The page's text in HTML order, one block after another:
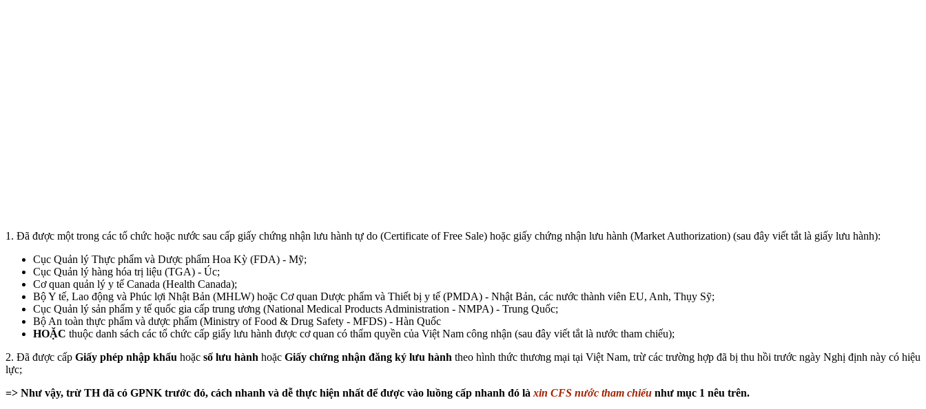
1. Đã được một trong các tổ chức hoặc nước sau cấp giấy chứng nhận lưu hành tự do (Certificate of Free Sale) hoặc giấy chứng nhận lưu hành (Market Authorization) (sau đây viết tắt là giấy lưu hành):
Cục Quản lý Thực phẩm và Dược phẩm Hoa Kỳ (FDA) - Mỹ;
Cục Quản lý hàng hóa trị liệu (TGA) - Úc;
Cơ quan quản lý y tế Canada (Health Canada);
Bộ Y tế, Lao động và Phúc lợi Nhật Bản (MHLW) hoặc Cơ quan Dược phẩm và Thiết bị y tế (PMDA) - Nhật Bản, các nước thành viên EU, Anh, Thụy Sỹ;
Cục Quản lý sản phẩm y tế quốc gia cấp trung ương (National Medical Products Administration - NMPA) - Trung Quốc;
Bộ An toàn thực phẩm và dược phẩm (Ministry of Food & Drug Safety - MFDS) - Hàn Quốc
HOẶC thuộc danh sách các tổ chức cấp giấy lưu hành được cơ quan có thẩm quyền của Việt Nam công nhận (sau đây viết tắt là nước tham chiếu);
2. Đã được cấp Giấy phép nhập khẩu hoặc số lưu hành hoặc Giấy chứng nhận đăng ký lưu hành theo hình thức thương mại tại Việt Nam, trừ các trường hợp đã bị thu hồi trước ngày Nghị định này có hiệu
lực;
=> Như vậy, trừ TH đã có GPNK trước đó, cách nhanh và dễ thực hiện nhất để được vào luồng cấp nhanh đó là xin CFS nước tham chiếu như mục 1 nêu trên.